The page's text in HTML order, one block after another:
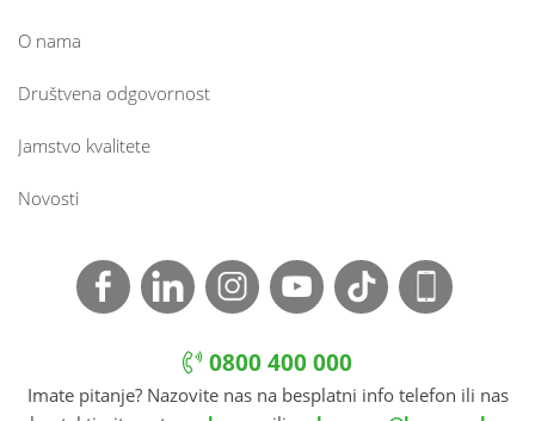
O nama
Društvena odgovornost
Jamstvo kvalitete
Novosti
0800 400 000
Imate pitanje? Nazovite nas na besplatni info telefon ili nas